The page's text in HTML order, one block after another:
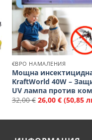
€ВРО НАМАЛЕНИЯ
Мощна
KraftWorld 40W –
UV лампа против
32,00€ 26,00€ (50,85